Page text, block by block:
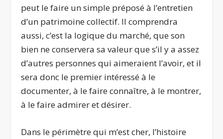
peut le faire un simple préposé à l’entretien
d’un patrimoine collectif. Il comprendra
aussi, c’est la logique du marché, que son
bien ne conservera sa valeur que s’il y a assez
d’autres personnes qui aimeraient l’avoir, et il
sera donc le premier intéressé à le
documenter, à le faire connaître, à le montrer,
à le faire admirer et désirer.
Dans le périmètre qui m’est cher, l’histoire